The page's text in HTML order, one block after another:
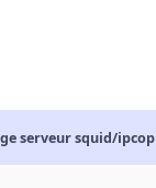
serveur squid/ipcop